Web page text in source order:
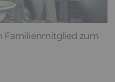
Familienmitglied zum